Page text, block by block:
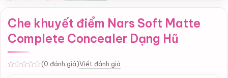
Che khuyết điểm Nars Soft Matte
Complete Concealer Dạng Hũ
(0 đánh giá)Viết đánh giá